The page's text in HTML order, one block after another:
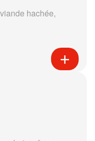
hachée,